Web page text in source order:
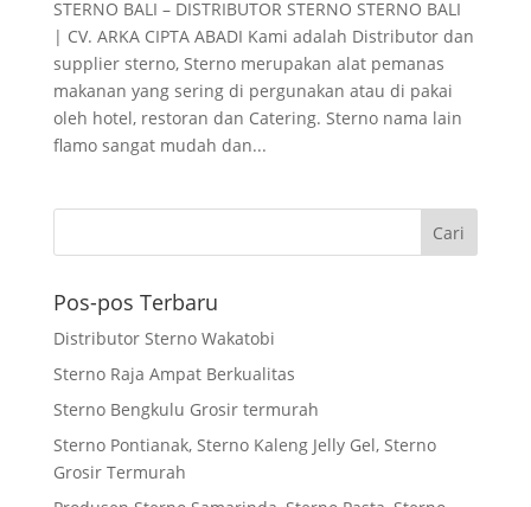
STERNO BALI – DISTRIBUTOR STERNO STERNO BALI
| CV. ARKA CIPTA ABADI Kami adalah Distributor dan
supplier sterno, Sterno merupakan alat pemanas
makanan yang sering di pergunakan atau di pakai
oleh hotel, restoran dan Catering. Sterno nama lain
flamo sangat mudah dan...
Pos-pos Terbaru
Distributor Sterno Wakatobi
Sterno Raja Ampat Berkualitas
Sterno Bengkulu Grosir termurah
Sterno Pontianak, Sterno Kaleng Jelly Gel, Sterno
Grosir Termurah